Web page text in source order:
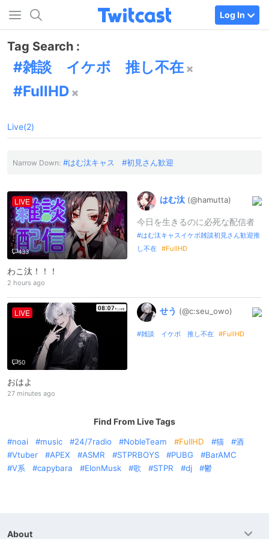
Log In
Tag Search :
雑談 イケボ 推し不在
FullHD
Live(2)
Narrow Down: はむ汰キャス 初見さん歓迎
LIVE
433
わこ汰！！！
2 hours ago
はむ汰 (@hamutta)
今日を生きるのに必死な配信者
はむ汰キャスイケボ雑談初見さん歓迎推
し不在
FullHD
LIVE
50
おはよ
27 minutes ago
せう (@c:seu_ owo)
雑談 イケボ 推し不在 FullHD
Find From Live Tags
noai music 24/7radio NobleTeam FullHD 猫
酒
Vtuber
APEX ASMR STPRBOYS PUBG
BarAMC
V系
capybara ElonMusk 歌 STPR dj 鬱
About